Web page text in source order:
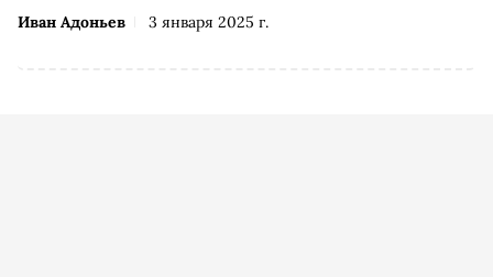
Иван Адоньев 3 января 2025 г.